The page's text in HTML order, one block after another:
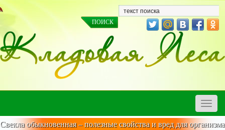
Toggle
Свекла обыкновенная – полезные свойства и вред для организма